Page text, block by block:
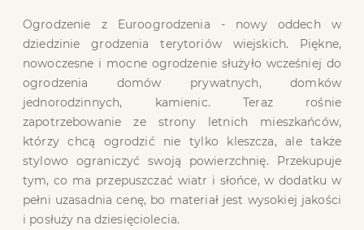
Ogrodzenie z Euroogrodzenia - nowy oddech w
dziedzinie grodzenia terytoriów wiejskich. Piękne,
nowoczesne i mocne ogrodzenie służyło wcześniej do
ogrodzenia domów prywatnych, domków
jednorodzinnych, kamienic. Teraz rośnie
zapotrzebowanie ze strony letnich mieszkańców,
którzy chcą ogrodzić nie tylko kleszcza, ale także
stylowo ograniczyć swoją powierzchnię. Przekupuje
tym, co ma przepuszczać wiatr i słońce, w dodatku w
pełni uzasadnia cenę, bo materiał jest wysokiej jakości
i posłuży na dziesięciolecia.